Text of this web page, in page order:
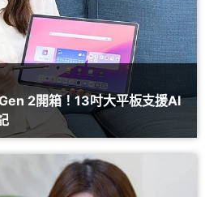
2開箱！13吋大平板支援AI